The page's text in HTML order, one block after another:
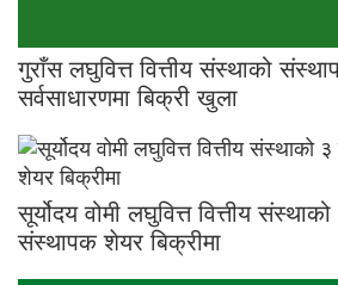
गुराँस लघुवित्त वित्तीय संस्थाको
सर्वसाधारणमा बिक्री खुला
सूर्योदय वोमी लघुवित्त वित्तीय
संस्थापक शेयर बिक्रीमा